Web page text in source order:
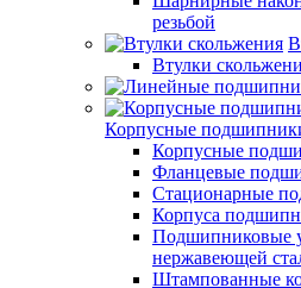
резьбой
Втулки
Корпусные
Корпусные
Фланцевые
Стационарные
Корпуса
Подшипниковые
нержавеющей
Штампованные